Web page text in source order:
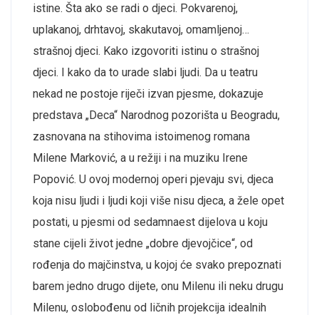
istine. Šta ako se radi o djeci. Pokvarenoj,
uplakanoj, drhtavoj, skakutavoj, omamljenoj…
strašnoj djeci. Kako izgovoriti istinu o strašnoj
djeci. I kako da to urade slabi ljudi. Da u teatru
nekad ne postoje riječi izvan pjesme, dokazuje
predstava „Deca“ Narodnog pozorišta u Beogradu,
zasnovana na stihovima istoimenog romana
Milene Marković, a u režiji i na muziku Irene
Popović. U ovoj modernoj operi pjevaju svi, djeca
koja nisu ljudi i ljudi koji više nisu djeca, a žele opet
postati, u pjesmi od sedamnaest dijelova u koju
stane cijeli život jedne „dobre djevojčice“, od
rođenja do majčinstva, u kojoj će svako prepoznati
barem jedno drugo dijete, onu Milenu ili neku drugu
Milenu, oslobođenu od ličnih projekcija idealnih